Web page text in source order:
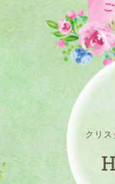
クリ